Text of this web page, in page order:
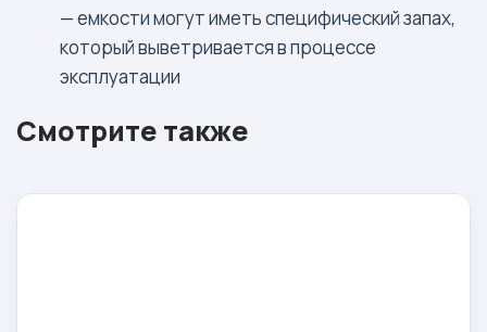
— емкости могут иметь специфический запах,
который выветривается в процессе
эксплуатации
Смотрите также